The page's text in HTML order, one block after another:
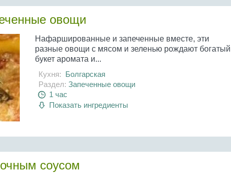
овощи
Нафаршированные и запеченные вместе, эти
разные овощи с мясом и зеленью рождают богатый
букет аромата и...
Кухня: Болгарская
Раздел: Запеченные овощи
1 час
Показать ингредиенты
соусом